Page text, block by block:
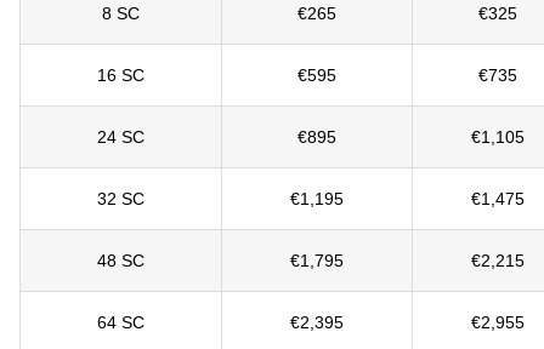
8 SC €265 €325
16 SC €595 €735
24 SC €895 €1,105
32 SC €1,195 €1,475
48 SC €1,795 €2,215
64 SC €2,395 €2,955